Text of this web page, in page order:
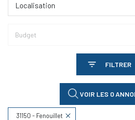
Localisation
Budget
FILTRER
VOIR LES 0
31150 - Fenouillet